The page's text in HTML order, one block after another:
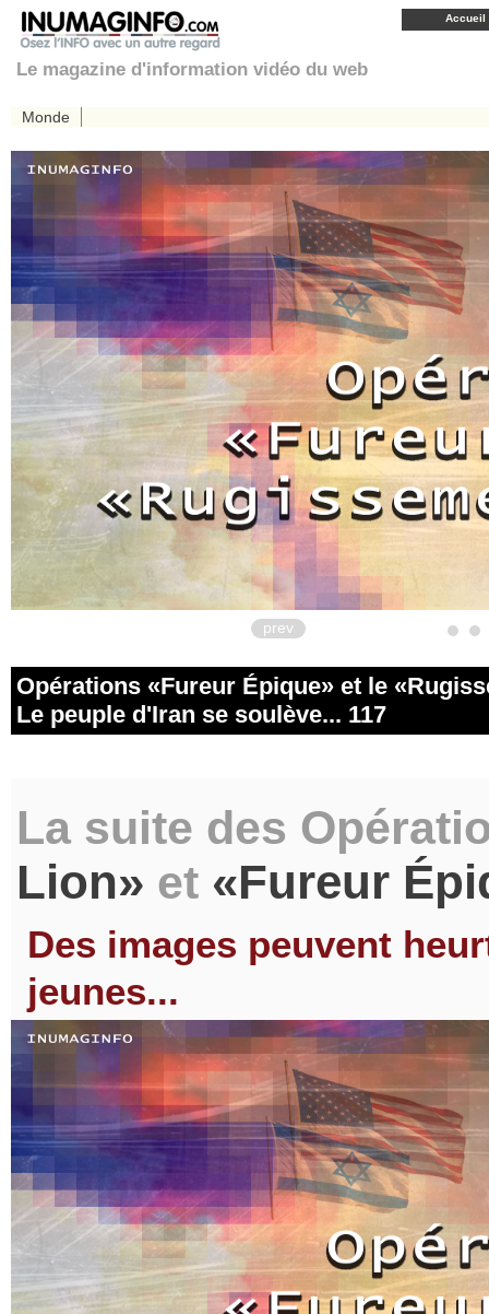
Accueil
Le magazine d'information vidéo du web
Monde
prev
Opérations Fureur Épique et le
Le peuple d'Iran se soulève... 117
La suite des
Lion et Fureur
Des images peuvent
jeunes...